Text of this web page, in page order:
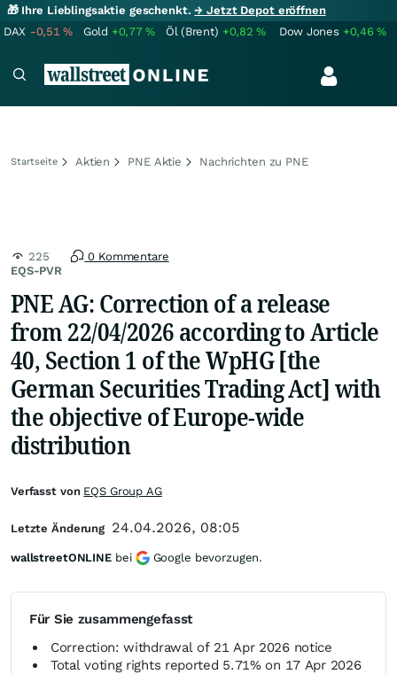
🎁 Ihre Lieblingsaktie geschenkt.→ Jetzt Depot eröffnen
DAX -0,51% Gold +0,77% Öl (Brent) +0,82% Dow Jones +0,46%
Startseite Aktien PNE Aktie Nachrichten zu PNE
EQS-PVR
225 0 Kommentare
PNE AG: Correction of a release
from 22/04/2026 according to Article
40, Section 1 of the WpHG [the
German Securities Trading Act] with
the objective of Europe-wide
distribution
Für Sie zusammengefasst
Correction: withdrawal of 21 Apr 2026 notice
Total voting rights reported 5.71% on 17 Apr 2026
Verfasst von EQS Group AG
Letzte Änderung 24.04.2026, 08:05
wallstreetONLINE bei Google bevorzugen.